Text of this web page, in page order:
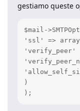
gestiamo queste
$mail-
'ssl' =>
'verify_peer'
)
);